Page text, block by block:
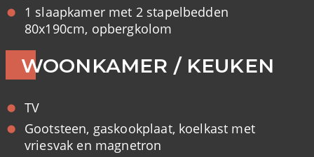
1 slaapkamer met 2 stapelbedden
80x190cm, opbergkolom
WOONKAMER / KEUKEN
TV
Gootsteen, gaskookplaat, koelkast met
vriesvak en magnetron